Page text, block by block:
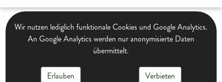
Wir nutzen lediglich funktionale Cookies und Google Analytics.
An Google Analytics werden nur anonymisierte Daten
übermittelt.
Erlauben Verbieten